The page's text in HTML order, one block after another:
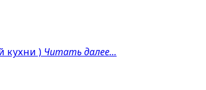
Читать далее...